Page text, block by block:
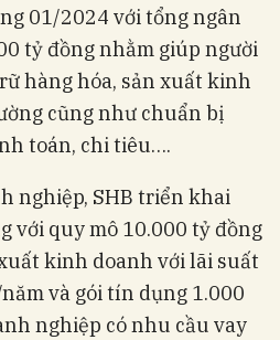
01/2024 với tổng ngân
tỷ đồng nhằm giúp người
hàng hóa, sản xuất kinh
cũng như chuẩn bị
toán, chi tiêu….
nghiệp, SHB triển khai
với quy mô 10.000 tỷ đồng
kinh doanh với lãi suất
và gói tín dụng 1.000
nghiệp có nhu cầu vay